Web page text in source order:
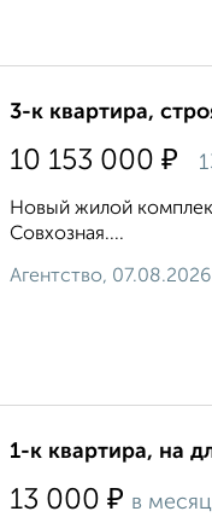
3-к квартира,
10 153 000 ₽
Новый жилой
Совхозная....
Агентство, 07.08.2026
1-к квартира, на
13 000 ₽ в месяц